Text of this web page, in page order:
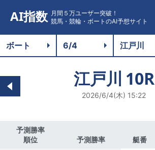
AI指数 月間５万ユーザー突破！
競馬・競輪・ボートのAI予想サイト
江戸川 10R
2026/6/4(木) 15:22
予測勝率
順位
予測勝率 艇番